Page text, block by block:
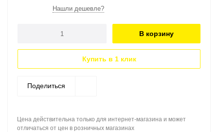
Нашли дешевле?
В корзину
Купить в 1 клик
Поделиться
Цена действительна только для интернет-магазина и может
отличаться от цен в розничных магазинах